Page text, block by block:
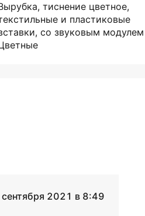
тиснение цветное,
и пластиковые
со звуковым модулем
2021 в 8:49